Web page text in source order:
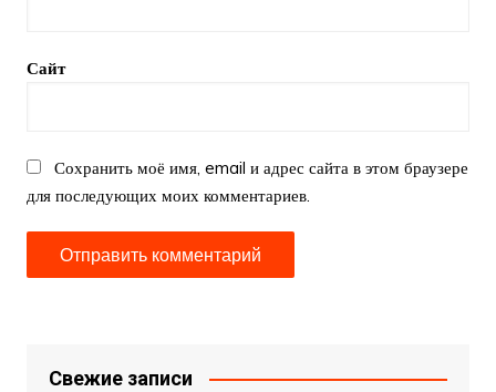
Сайт
Сохранить моё имя, email и адрес сайта в этом браузере
для последующих моих комментариев.
Свежие записи